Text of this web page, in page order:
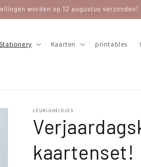
worden op 12 augustus
Kaarten printables
LEUKIGHEIDJES
kaartenset!